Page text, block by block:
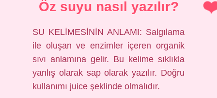
Öz suyu nasıl yazılır?
SU KELİMESİNİN ANLAMI: Salgılama
ile oluşan ve enzimler içeren organik
sıvı anlamına gelir. Bu kelime sıklıkla
yanlış olarak sap olarak yazılır. Doğru
kullanımı juice şeklinde olmalıdır.